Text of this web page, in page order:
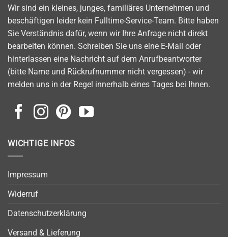
Wir sind ein kleines, junges, familiäres Unternehmen und
beschäftigen leider kein Fulltime-Service-Team. Bitte haben
Sie Verständnis dafür, wenn wir Ihre Anfrage nicht direkt
bearbeiten können. Schreiben Sie uns eine E-Mail oder
hinterlassen eine Nachricht auf dem Anrufbeantworter
(bitte Name und Rückrufnummer nicht vergessen) - wir
melden uns in der Regel innerhalb eines Tages bei Ihnen.
WICHTIGE INFOS
Impressum
Widerruf
Datenschutzerklärung
Versand & Lieferung